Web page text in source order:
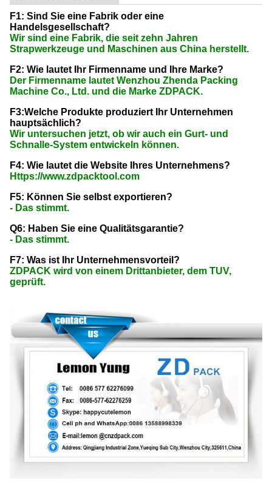
F1: Sind Sie eine Fabrik oder eine
Handelsgesellschaft?
Wir sind eine Fabrik, die seit zehn Jahren
Strapwerkzeuge und Maschinen aus China herstellt.
F2: Wie lautet Ihr Firmenname und Ihre Marke?
Der Firmenname lautet Wenzhou Zhenda Packing
Machine Co., Ltd. und die Marke ZDPACK.
F3:Welche Produkte produziert Ihr Unternehmen
hauptsächlich?
Wir untersuchen jetzt, ob wir auch ein Gurt- und
Schnalle-System entwickeln können.
F4: Wie lautet die Website Ihres Unternehmens?
Https://www.zdpacktool.com
F5: Können Sie selbst exportieren?
- Das stimmt.
Q6: Haben Sie eine Qualitätsgarantie?
- Das stimmt.
F7: Was ist Ihr Unternehmensvorteil?
ZDPACK wird von einem Drittanbieter, dem TUV,
geprüft.